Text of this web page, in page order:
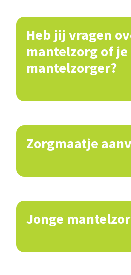
Heb jij vragen
mantelzorg of
mantelzorger?
Zorgmaatje
Jonge